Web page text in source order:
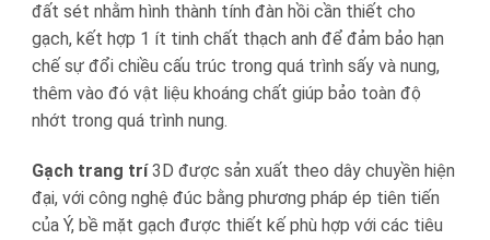
đất sét nhằm hình thành tính đàn hồi cần thiết cho
gạch, kết hợp 1 ít tinh chất thạch anh để đảm bảo hạn
chế sự đổi chiều cấu trúc trong quá trình sấy và nung,
thêm vào đó vật liệu khoáng chất giúp bảo toàn độ
nhớt trong quá trình nung.
Gạch trang trí3D được sản xuất theo dây chuyền hiện
đại, với công nghệ đúc bằng phương pháp ép tiên tiến
của Ý, bề mặt gạch được thiết kế phù hợp với các tiêu